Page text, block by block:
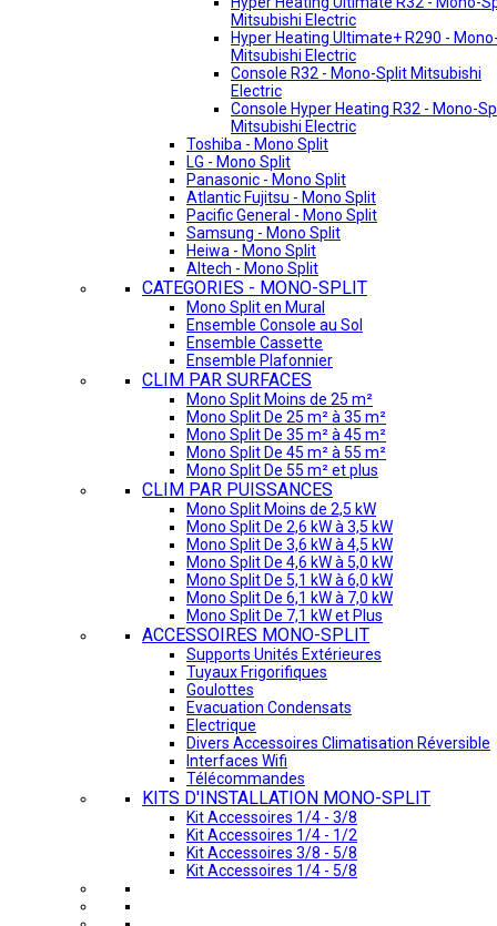
Mitsubishi Electric
Hyper Heating Ultimate+ R290 -
Mitsubishi Electric
Console R32 - Mono-Split Mitsubishi
Electric
Console Hyper Heating R32 - Mono-
Mitsubishi Electric
Toshiba - Mono Split
LG - Mono Split
Panasonic - Mono Split
Atlantic Fujitsu - Mono Split
Pacific General - Mono Split
Samsung - Mono Split
Heiwa - Mono Split
Altech - Mono Split
CATEGORIES - MONO-SPLIT
Mono Split en Mural
Ensemble Console au Sol
Ensemble Cassette
Ensemble Plafonnier
CLIM PAR SURFACES
Mono Split Moins de 25 m²
Mono Split De 25 m² à 35 m²
Mono Split De 35 m² à 45 m²
Mono Split De 45 m² à 55 m²
Mono Split De 55 m² et plus
CLIM PAR PUISSANCES
Mono Split Moins de 2,5 kW
Mono Split De 2,6 kW à 3,5 kW
Mono Split De 3,6 kW à 4,5 kW
Mono Split De 4,6 kW à 5,0 kW
Mono Split De 5,1 kW à 6,0 kW
Mono Split De 6,1 kW à 7,0 kW
Mono Split De 7,1 kW et Plus
ACCESSOIRES MONO-SPLIT
Supports Unités Extérieures
Tuyaux Frigorifiques
Goulottes
Evacuation Condensats
Electrique
Divers Accessoires Climatisation Réversible
Interfaces Wifi
Télécommandes
KITS D'INSTALLATION MONO-SPLIT
Kit Accessoires 1/4 - 3/8
Kit Accessoires 1/4 - 1/2
Kit Accessoires 3/8 - 5/8
Kit Accessoires 1/4 - 5/8